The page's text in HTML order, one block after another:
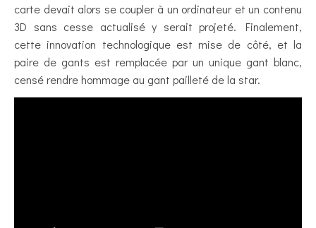
carte devait alors se coupler à un ordinateur et un contenu
3D sans cesse actualisé y serait projeté. Finalement,
cette innovation technologique est mise de côté, et la
paire de gants est remplacée par un unique gant blanc,
censé rendre hommage au gant pailleté de la star.